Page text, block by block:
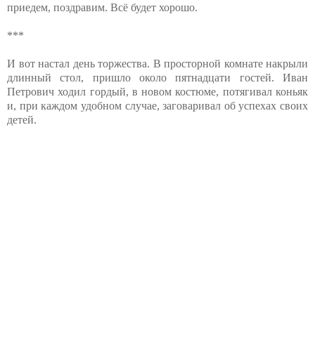
приедем, поздравим. Всё будет хорошо.
***
И вот настал день торжества. В просторной комнате накрыли
длинный стол, пришло около пятнадцати гостей. Иван
Петрович ходил гордый, в новом костюме, потягивал коньяк
и, при каждом удобном случае, заговаривал об успехах своих
детей.